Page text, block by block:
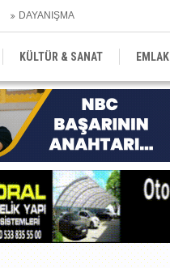
DAYANIŞMA
KÜLTÜR & SANAT EMLAK
SEKTÖR